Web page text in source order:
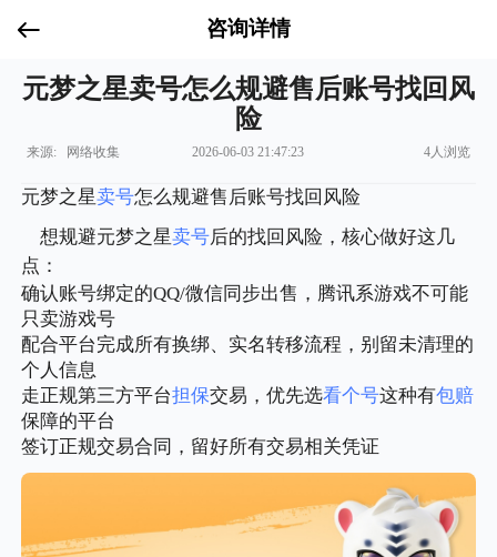
咨询详情
元梦之星卖号怎么规避售后账号找回风
险
来源: 网络收集 2026-06-03 21:47:23 4人浏览
元梦之星卖号怎么规避售后账号找回风险
想规避元梦之星卖号后的找回风险，核心做好这几
点：
确认账号绑定的QQ/微信同步出售，腾讯系游戏不可能
只卖游戏号
配合平台完成所有换绑、实名转移流程，别留未清理的
个人信息
走正规第三方平台担保交易，优先选看个号这种有包赔
保障的平台
签订正规交易合同，留好所有交易相关凭证